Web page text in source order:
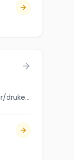
jobbank.gc.ca/browsejobs/employer/druker+family/ca